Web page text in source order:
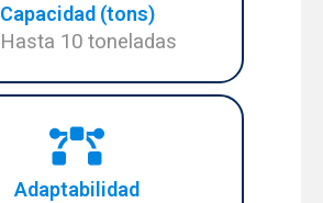
Capacidad (tons)
Hasta 10 toneladas
Adaptabilidad